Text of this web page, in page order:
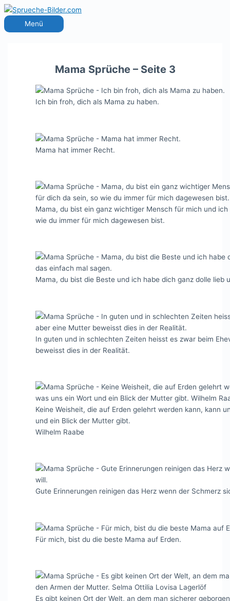
Zum
Inhalt
springen
Menü
Menü
Mama Sprüche – Seite 3
Ich bin froh, dich als Mama zu haben.
Mama hat immer Recht.
Mama, du bist ein ganz wichtiger Mensch für mich und
wie du immer für mich dagewesen bist.
Mama, du bist die Beste und ich habe dich ganz dolle lieb
In guten und in schlechten Zeiten heisst es zwar beim
beweisst dies in der Realität.
Keine Weisheit, die auf Erden gelehrt werden kann, kann
und ein Blick der Mutter gibt.
Wilhelm Raabe
Gute Erinnerungen reinigen das Herz wenn der Schmerz
Für mich, bist du die beste Mama auf Erden.
Es gibt keinen Ort der Welt, an dem man sicherer